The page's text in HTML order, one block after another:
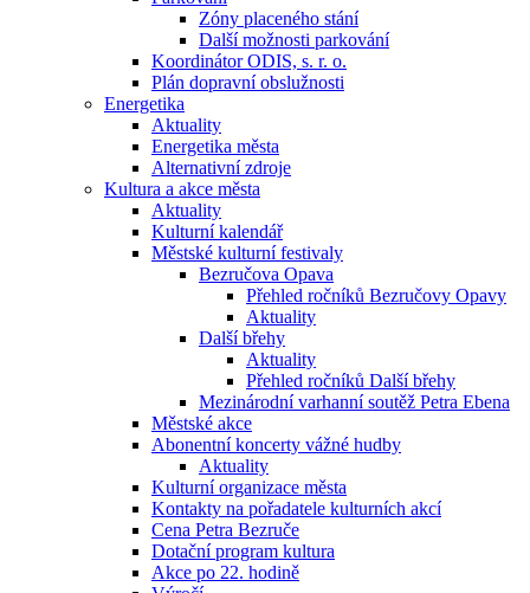
Zóny placeného stání
Další možnosti parkování
Koordinátor ODIS, s. r. o.
Plán dopravní obslužnosti
Energetika
Aktuality
Energetika města
Alternativní zdroje
Kultura a akce města
Aktuality
Kulturní kalendář
Městské kulturní festivaly
Bezručova Opava
Přehled ročníků Bezručovy Opavy
Aktuality
Další břehy
Aktuality
Přehled ročníků Další břehy
Mezinárodní varhanní soutěž Petra Ebena
Městské akce
Abonentní koncerty vážné hudby
Aktuality
Kulturní organizace města
Kontakty na pořadatele kulturních akcí
Cena Petra Bezruče
Dotační program kultura
Akce po 22. hodině